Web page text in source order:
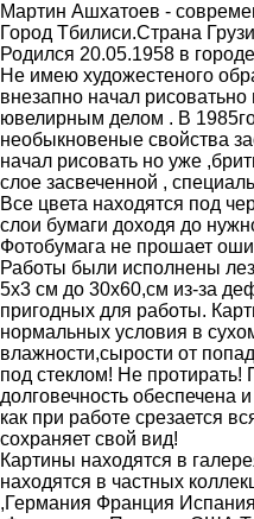
Мартин Ашхатоев -
Город Тбилиси.Страна
Родился 20.05.1958 в
Не имею художестеного
внезапно начал рисоватьно
ювелирным делом . В
необыкновеные свойства
начал рисовать но уже
слое засвеченной ,
Все цвета находятся под
слои бумаги доходя до
Фотобумага не прошает
Работы были исполнены
5x3 см до 30х60,см из-за
пригодных для работы.
нормальных условия в
влажности,сырости от
под стеклом! Не
долговечность обеспечена
как при работе срезается
сохраняет свой вид!
Картины находятся в
находятся в частных
,Германия Франция